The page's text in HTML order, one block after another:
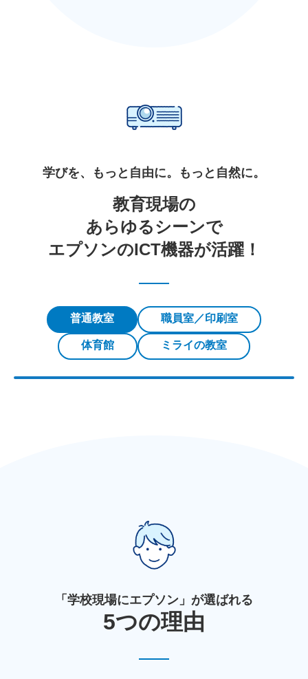
学びを、もっと自由に。もっと自然に。​​​
教育現場の
あらゆるシーンで
エプソンのICT機器が活躍！​​
普通教室 職員室／印刷室
体育館 ミライの教室
詳しくみる
「学校現場にエプソン」が選ばれる
5つの理由